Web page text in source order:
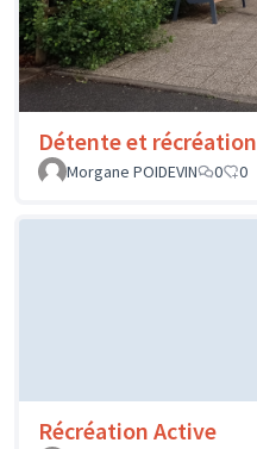
Détente et récréation
Morgane POIDEVIN
0 0
Récréation Active